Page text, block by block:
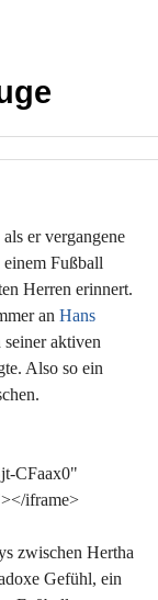
er vergangene
Fußball
Herren erinnert.
an Hans
aktiven
Also so ein
CFaax0"
iframe>
zwischen Hertha
Gefühl, ein